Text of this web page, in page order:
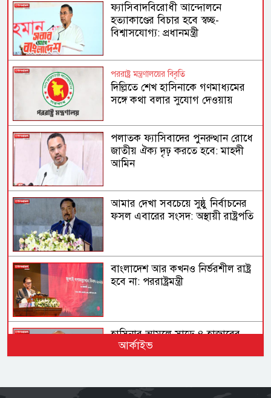
ফ্যাসিবাদবিরোধী আন্দোলনে
হত্যাকাণ্ডের বিচার হবে স্বচ্ছ-
বিশ্বাসযোগ্য: প্রধানমন্ত্রী
পররাষ্ট্র মন্ত্রণালয়ের বিবৃতি
দিল্লিতে শেখ হাসিনাকে গণমাধ্যমের
সঙ্গে কথা বলার সুযোগ দেওয়ায়
পলাতক ফ্যাসিবাদের পুনরুত্থান রোধে
জাতীয় ঐক্য দৃঢ় করতে হবে: মাহদী
আমিন
আমার দেখা সবচেয়ে সুষ্ঠু নির্বাচনের
ফসল এবারের সংসদ: অস্থায়ী রাষ্ট্রপতি
বাংলাদেশ আর কখনও নির্ভরশীল রাষ্ট্র
হবে না: পররাষ্ট্রমন্ত্রী
হাসিনার আমলে সাড়ে ৪ হাজারের
বেশি মানুষ হত্যার শিকার: আইনমন্ত্রী
আর্কাইভ